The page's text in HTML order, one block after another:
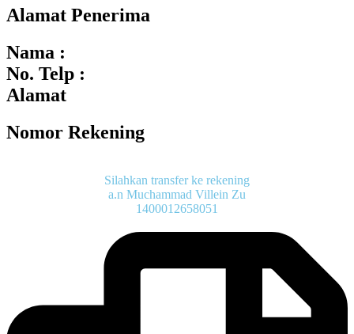
Alamat Penerima
Nama :
No. Telp :
Alamat
Nomor Rekening
Silahkan transfer ke rekening
a.n Muchammad Villein Zu
1400012658051